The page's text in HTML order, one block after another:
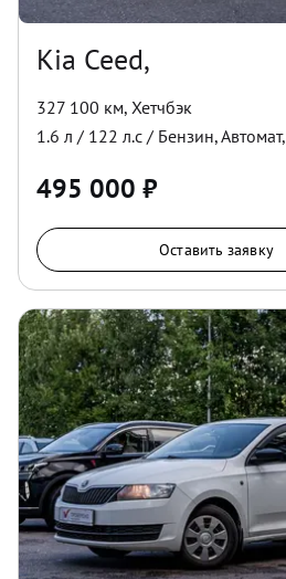
Kia Ceed,
327 100 км, Хетчбэк
1.6 л / 122 л.с / Бензин,Автомат,
495 000 ₽
Оставить заявку